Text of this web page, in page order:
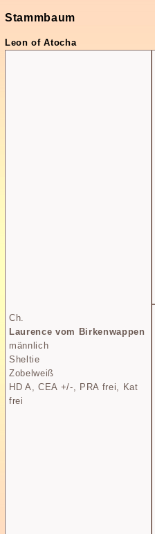
Stammbaum
Leon of Atocha
Ch.
Laurence vom Birkenwappen
männlich
Sheltie
Zobelweiß
HD A, CEA +/-, PRA frei, Kat
frei